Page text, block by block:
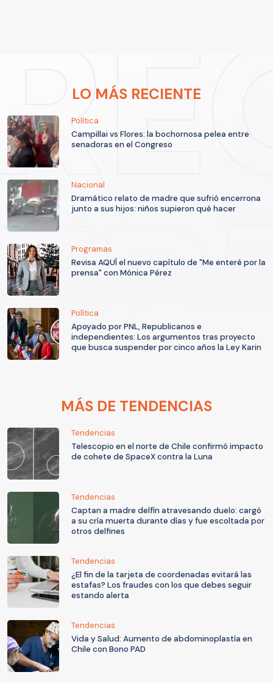
LO MÁS RECIENTE
Política
Campillai vs Flores: la bochornosa pelea entre
senadoras en el Congreso
Nacional
Dramático relato de madre que sufrió encerrona
junto a sus hijos: niños supieron qué hacer
Programas
Revisa AQUÍ el nuevo capítulo de "Me enteré por la
prensa" con Mónica Pérez
Política
Apoyado por PNL, Republicanos e
independientes: Los argumentos tras proyecto
que busca suspender por cinco años la Ley Karin
MÁS DE TENDENCIAS
Tendencias
Telescopio en el norte de Chile confirmó impacto
de cohete de SpaceX contra la Luna
Tendencias
Captan a madre delfín atravesando duelo: cargó
a su cría muerta durante días y fue escoltada por
otros delfines
Tendencias
¿El fin de la tarjeta de coordenadas evitará las
estafas? Los fraudes con los que debes seguir
estando alerta
Tendencias
Vida y Salud: Aumento de abdominoplastía en
Chile con Bono PAD